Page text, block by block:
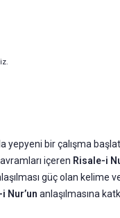
yepyeni bir çalışma
içeren Risale-i
güç olan kelime
Nur’un anlaşılmasına